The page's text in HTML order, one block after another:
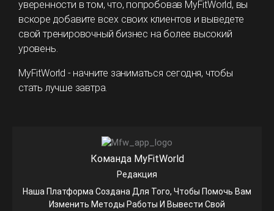
уверенности в том, что, попробовав MyFitWorld, вы
вскоре добавите всех своих клиентов и выведете
свой тренировочный бизнес на более высокий
уровень.
MyFitWorld - начните заниматься сегодня, чтобы
стать лучше завтра.
Команда MyFitWorld
Редакция
Наша Платформа Создана Для Того, Чтобы Помочь Вам
Изменить Методы Работы И Вывести Свой